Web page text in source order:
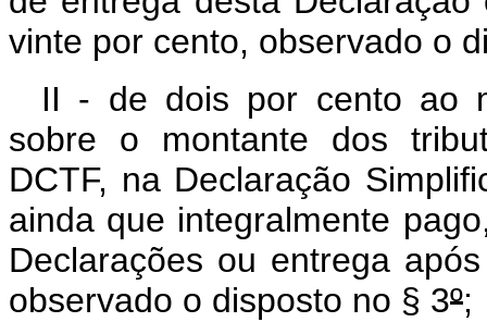
vinte por cento, observado o
II - de dois por cento ao
sobre o montante dos
DCTF, na Declaração
ainda que integralmente
Declarações ou entrega
observado o disposto no § 3º;